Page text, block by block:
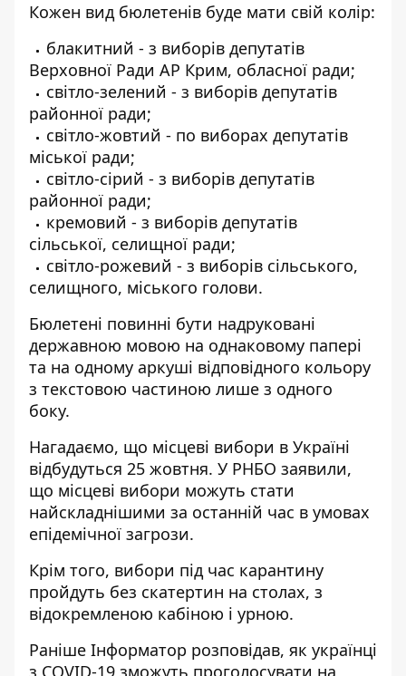
Кожен вид бюлетенів буде мати свій колір:
блакитний - з виборів депутатів
Верховної Ради АР Крим, обласної ради;
світло-зелений - з виборів депутатів
районної ради;
світло-жовтий - по виборах депутатів
міської ради;
світло-сірий - з виборів депутатів
районної ради;
кремовий - з виборів депутатів
сільської, селищної ради;
світло-рожевий - з виборів сільського,
селищного, міського голови.
Бюлетені повинні бути надруковані
державною мовою на однаковому папері
та на одному аркуші відповідного кольору
з текстовою частиною лише з одного
боку.
Нагадаємо, що місцеві вибори в Україні
відбудуться 25 жовтня. У РНБО заявили,
що місцеві вибори можуть стати
найскладнішими за останній час в умовах
епідемічної загрози.
Крім того, вибори під час карантину
пройдуть без скатертин на столах, з
відокремленою кабіною і урною.
Раніше Інформатор розповідав, як українці
з COVID-19 зможуть проголосувати на